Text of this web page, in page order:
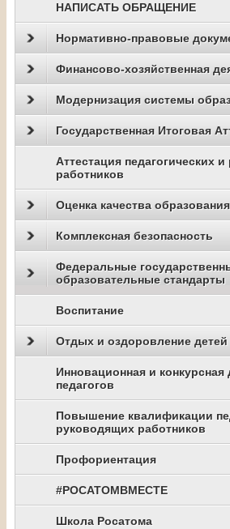
НАПИСАТЬ ОБРАЩЕНИЕ
Нормативно-правовые
Финансово-хозяйственная
Модернизация системы
Государственная Итоговая
Аттестация педагогических
работников
Оценка качества образования
Комплексная безопасность
Федеральные
образовательные стандарты
Воспитание
Отдых и оздоровление детей
Инновационная и конкурсная
педагогов
Повышение квалификации
руководящих работников
Профориентация
#РОСАТОМВМЕСТЕ
Школа Росатома